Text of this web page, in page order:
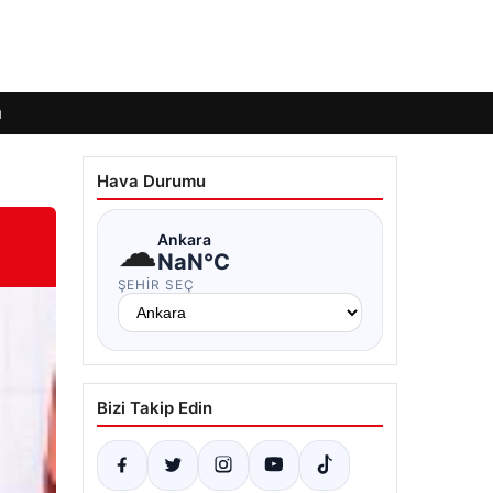
Hava Durumu
☁Ankara
NaN°C
ŞEHIR SEÇ
Bizi Takip Edin